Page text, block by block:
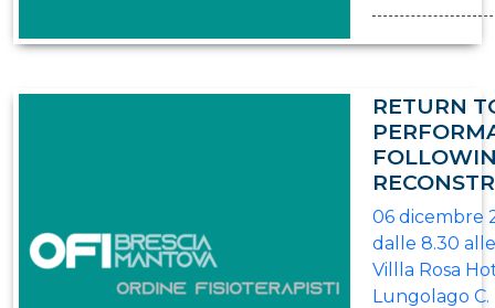
RETURN
06 dicembre
dalle 8.30
Villla Rosa
Lungolago C.